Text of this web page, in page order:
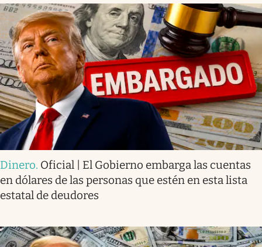
Dinero. Oficial | El Gobierno embarga las cuentas
en dólares de las personas que estén en esta lista
estatal de deudores